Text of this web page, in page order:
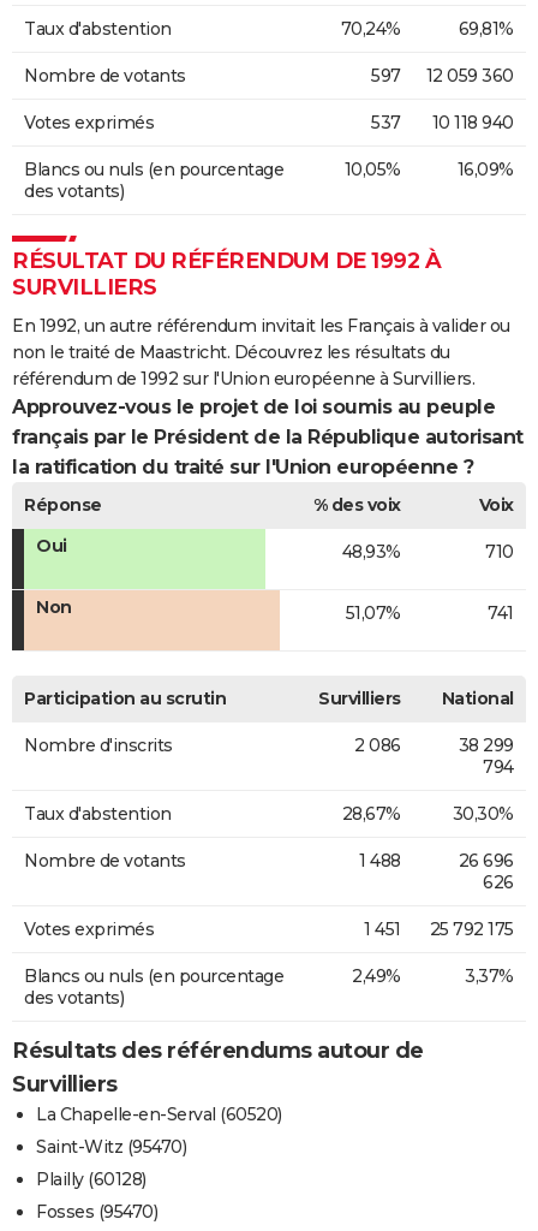
Taux d'abstention 70,24% 69,81%
Nombre de votants 597 12 059 360
Votes exprimés 537 10 118 940
Blancs ou nuls (en pourcentage
des votants)
10,05% 16,09%
RÉSULTAT DU RÉFÉRENDUM DE 1992 À
SURVILLIERS
En 1992, un autre référendum invitait les Français à valider ou
non le traité de Maastricht. Découvrez les résultats du
référendum de 1992 sur l'Union européenne à Survilliers.
Approuvez-vous le projet de loi soumis au peuple
français par le Président de la République autorisant
la ratification du traité sur l'Union européenne ?
Réponse % des voix
Voix
Oui
48,93% 710
Non 51,07% 741
Participation au scrutin Survilliers National
Nombre d'inscrits 2 086
38 299
794
Taux d'abstention 28,67% 30,30%
Nombre de votants 1 488
26 696
626
Votes exprimés 1 451 25 792 175
Blancs ou nuls (en pourcentage
des votants)
2,49% 3,37%
Résultats des référendums autour de
Survilliers
La Chapelle-en-Serval (60520)
Saint-Witz (95470)
Plailly (60128)
Fosses (95470)